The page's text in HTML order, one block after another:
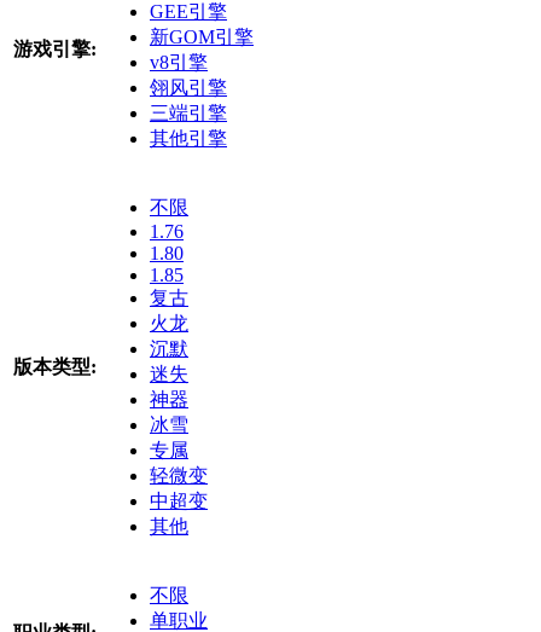
游戏引擎:
GEE引擎
新GOM引擎
v8引擎
翎风引擎
三端引擎
其他引擎
版本类型:
不限
1.76
1.80
1.85
复古
火龙
沉默
迷失
神器
冰雪
专属
轻微变
中超变
其他
不限
单职业